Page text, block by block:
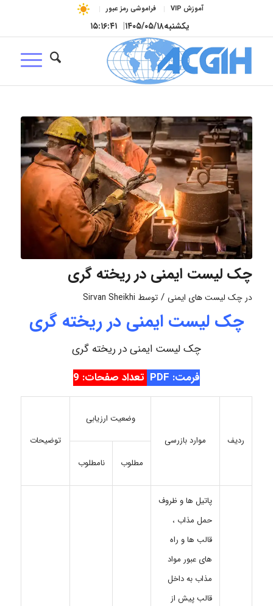
آموزش VIP فراموشی رمز عبور
یکشنبه۱۴۰۵/۰۵/۱۸| ۱۵:۱۶:۴۲
چک لیست ایمنی در ریخته گری
در چک لیست های ایمنی / توسط Sirvan Sheikhi
چک لیست ایمنی در ریخته گری
چک لیست ایمنی در ریخته گری
فرمت: PDF
تعداد صفحات: 9
ردیف موارد بازرسی
وضعیت ارزیابی
توضیحات
مطلوب
نامطلوب
پاتیل ها و ظروف
حمل مذاب ،
قالب ها و راه
های عبور مواد
مذاب به داخل
قالب پیش از